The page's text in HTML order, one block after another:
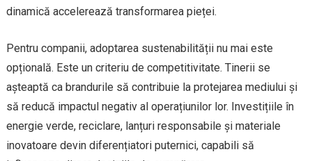
dinamică accelerează transformarea pieței.
Pentru companii, adoptarea sustenabilității nu mai este
opțională. Este un criteriu de competitivitate. Tinerii se
așteaptă ca brandurile să contribuie la protejarea mediului și
să reducă impactul negativ al operațiunilor lor. Investițiile în
energie verde, reciclare, lanțuri responsabile și materiale
inovatoare devin diferențiatori puternici, capabili să